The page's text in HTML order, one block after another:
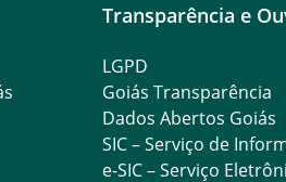
Transparência e
LGPD
Goiás Transparência
Dados Abertos Goiás
SIC – Serviço de
e-SIC – Serviço